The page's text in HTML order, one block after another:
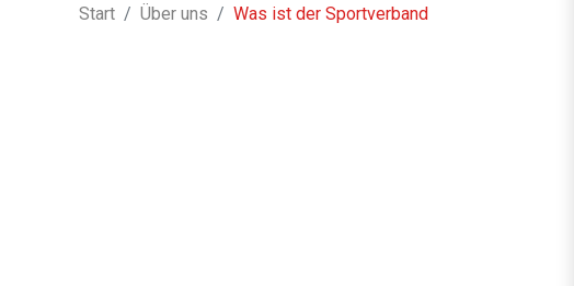
Start Über uns Was ist der Sportverband